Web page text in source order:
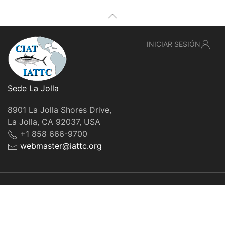
Sede La Jolla
8901 La Jolla Shores Drive,
La Jolla, CA 92037, USA
+1 858 666-9700
webmaster@iattc.org
INICIAR SESIÓN
© IATTC, 2022-2026